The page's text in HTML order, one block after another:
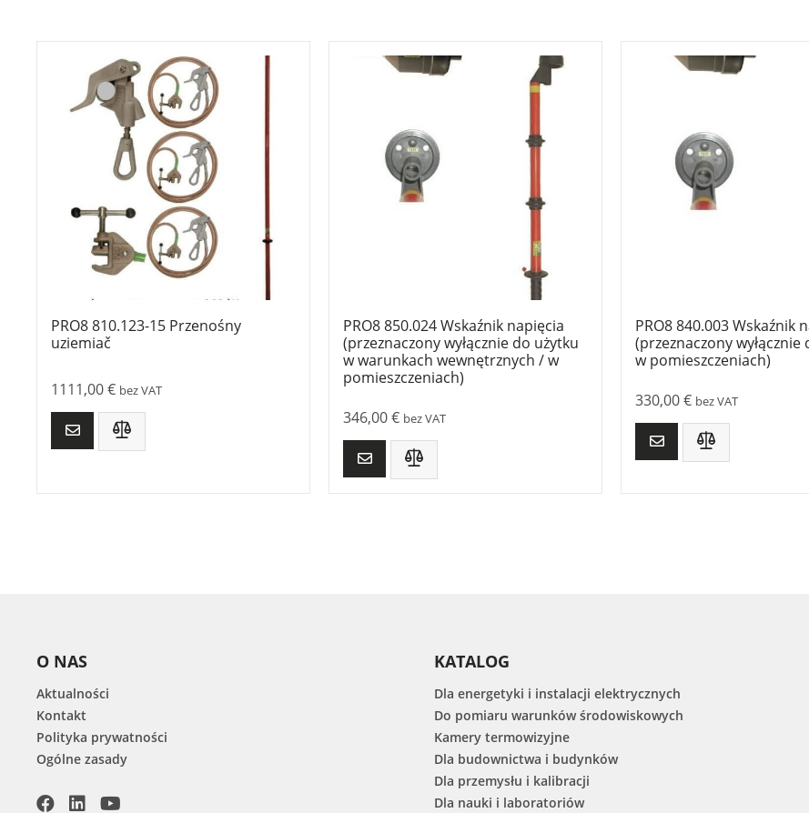
PRO8 810.123-15 Przenośny
uziemiač
1111,00€ bez VAT
PRO8 850.024 Wskaźnik napięcia
(przeznaczony wyłącznie do użytku
w warunkach wewnętrznych / w
pomieszczeniach)
346,00€ bez VAT
PRO8 840.003 Wskaźnik
(przeznaczony wyłącznie
w pomieszczeniach)
330,00€ bez VAT
O NAS
Aktualności
Kontakt
Polityka prywatności
Ogólne zasady
KATALOG
Dla energetyki i instalacji elektrycznych
Do pomiaru warunków środowiskowych
Kamery termowizyjne
Dla budownictwa i budynków
Dla przemysłu i kalibracji
Dla nauki i laboratoriów